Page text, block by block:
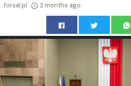
forsal.pl 2 months ago